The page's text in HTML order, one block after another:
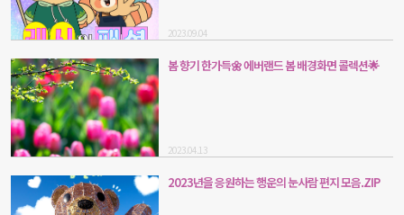
2023.09.04
봄 향기 한가득🌼 에버랜드 봄 배경화면 콜렉션🌟
2023.04.13
2023년을 응원하는 행운의 눈사람 편지 모음.ZIP